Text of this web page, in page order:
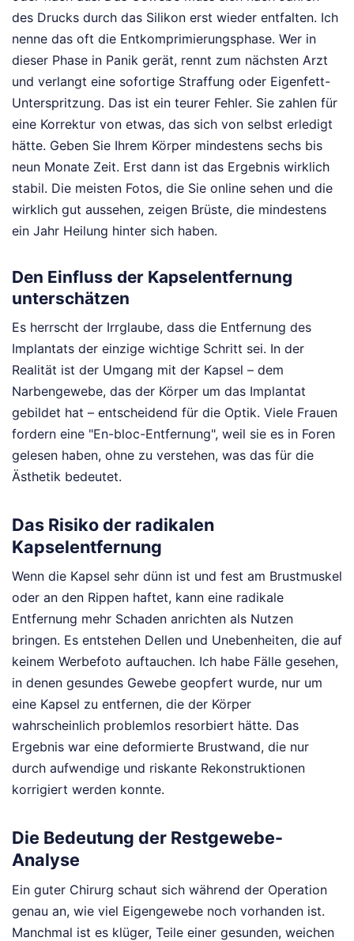
des Drucks durch das Silikon erst wieder entfalten. Ich
nenne das oft die Entkomprimierungsphase. Wer in
dieser Phase in Panik gerät, rennt zum nächsten Arzt
und verlangt eine sofortige Straffung oder Eigenfett-
Unterspritzung. Das ist ein teurer Fehler. Sie zahlen für
eine Korrektur von etwas, das sich von selbst erledigt
hätte. Geben Sie Ihrem Körper mindestens sechs bis
neun Monate Zeit. Erst dann ist das Ergebnis wirklich
stabil. Die meisten Fotos, die Sie online sehen und die
wirklich gut aussehen, zeigen Brüste, die mindestens
ein Jahr Heilung hinter sich haben.
Den Einfluss der Kapselentfernung
unterschätzen
Es herrscht der Irrglaube, dass die Entfernung des
Implantats der einzige wichtige Schritt sei. In der
Realität ist der Umgang mit der Kapsel – dem
Narbengewebe, das der Körper um das Implantat
gebildet hat – entscheidend für die Optik. Viele Frauen
fordern eine "En-bloc-Entfernung", weil sie es in Foren
gelesen haben, ohne zu verstehen, was das für die
Ästhetik bedeutet.
Das Risiko der radikalen
Kapselentfernung
Wenn die Kapsel sehr dünn ist und fest am Brustmuskel
oder an den Rippen haftet, kann eine radikale
Entfernung mehr Schaden anrichten als Nutzen
bringen. Es entstehen Dellen und Unebenheiten, die auf
keinem Werbefoto auftauchen. Ich habe Fälle gesehen,
in denen gesundes Gewebe geopfert wurde, nur um
eine Kapsel zu entfernen, die der Körper
wahrscheinlich problemlos resorbiert hätte. Das
Ergebnis war eine deformierte Brustwand, die nur
durch aufwendige und riskante Rekonstruktionen
korrigiert werden konnte.
Die Bedeutung der Restgewebe-
Analyse
Ein guter Chirurg schaut sich während der Operation
genau an, wie viel Eigengewebe noch vorhanden ist.
Manchmal ist es klüger, Teile einer gesunden, weichen